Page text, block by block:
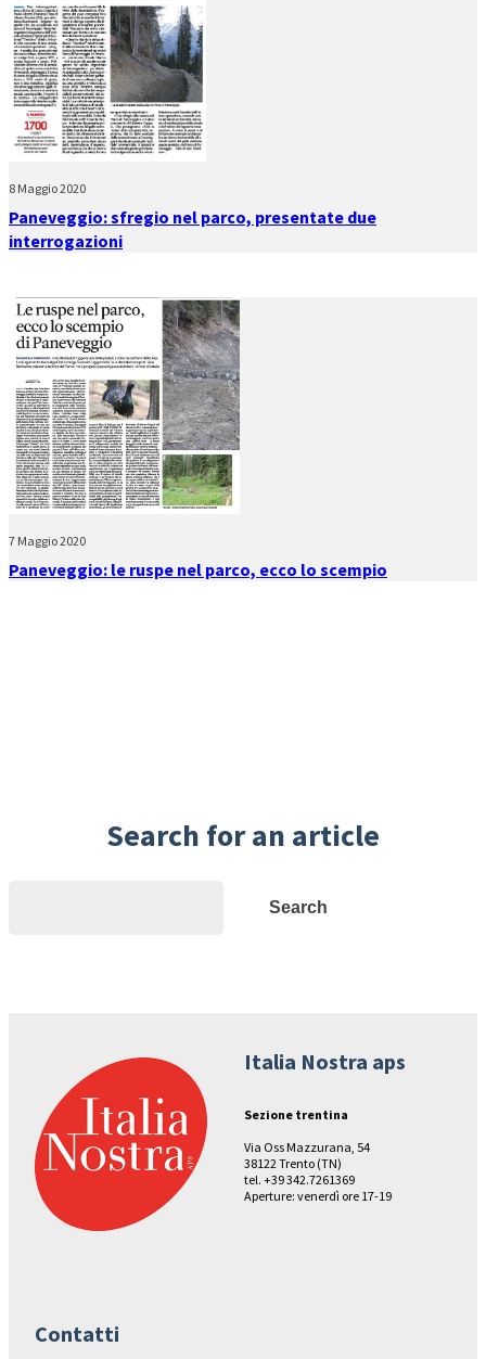
8 Maggio 2020
Paneveggio: sfregio nel parco, presentate due
interrogazioni
7 Maggio 2020
Paneveggio: le ruspe nel parco, ecco lo scempio
Search for an article
Search
Italia Nostra aps
Sezione trentina
Via Oss Mazzurana, 54
38122 Trento (TN)
tel. +39 342.7261369
Aperture: venerdì ore 17-19
Contatti